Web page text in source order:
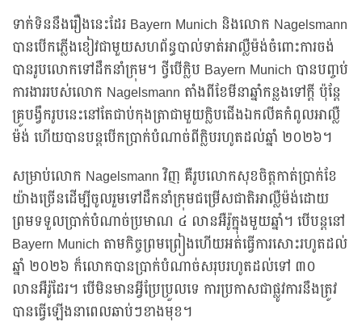
ទាក់ទិននឹងរឿងនេះដែរ Bayern Munich និងលោក Nagelsmann
បានបើកភ្លើងខៀវជាមួយសហព័ន្ធបាល់ទាត់អាល្លឺម៉ង់ចំពោះការចង់
បានរូបលោកទៅដឹកនាំក្រុម។ ថ្វីបើក្លិប Bayern Munich បានបញ្ចប់
ការងាររបស់លោក Nagelsmann តាំងពីខែមីនាឆ្នាំកន្លងទៅក្ដី ប៉ុន្តែ
គ្រូបង្វឹករូបនេះនៅតែជាប់កុងត្រាជាមួយក្លិបជើងឯកលីគកំពូលអាល្លឺ
ម៉ង់ ហើយបានបន្តបើកប្រាក់បំណាច់ពីក្លិបរហូតដល់ឆ្នាំ ២០២៦។
សម្រាប់លោក Nagelsmann វិញ គឺរូបលោកសុខចិត្តកាត់ប្រាក់ខែ
យ៉ាងច្រើនដើម្បីចូលរួមទៅដឹកនាំក្រុមជម្រើសជាតិអាល្លឺម៉ង់ដោយ
ព្រមទទួលប្រាក់បំណាច់ប្រមាណ ៤ លានអឺរ៉ូក្នុងមួយឆ្នាំ។ បើបន្តនៅ
Bayern Munich តាមកិច្ចព្រមព្រៀងហើយអត់ធ្វើការសោះរហូតដល់
ឆ្នាំ ២០២៦ ក៏លោកបានប្រាក់បំណាច់សរុបរហូតដល់ទៅ ៣០
លានអឺរ៉ូដែរ។ បើមិនមានអ្វីប្រែប្រួលទេ ការប្រកាសជាផ្លូវការនឹងត្រូវ
បានធ្វើឡើងនាពេលឆាប់ៗខាងមុខ។